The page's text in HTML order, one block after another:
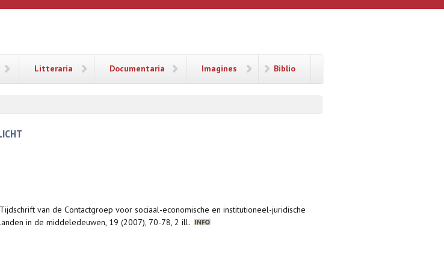
Litteraria Documentaria Imagines Biblio
van de Contactgroep voor sociaal-economische en institutioneel-juridische
in de middeledeuwen, 19 (2007), 70-78, 2 ill.